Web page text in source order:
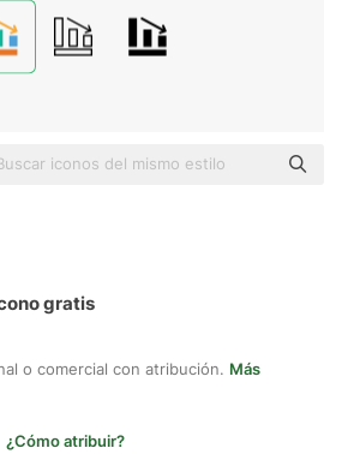
Flat
gratis
o comercial con atribución. Más
¿Cómo atribuir?